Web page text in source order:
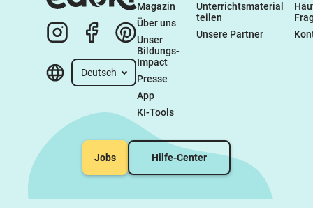
Deutsch
Magazin
Über uns
Unser
Bildungs-
Impact
Presse
App
KI-Tools
Unterrichtsmaterial
teilen
Unsere Partner
Jobs Hilfe-Center